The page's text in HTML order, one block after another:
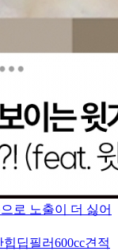
로 노출이 더 싫어